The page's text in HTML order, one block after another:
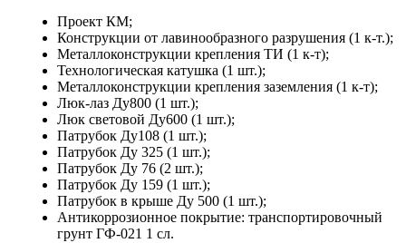
Проект КМ;
Конструкции от лавинообразного разрушения (1 к-т.);
Металлоконструкции крепления ТИ (1 к-т);
Технологическая катушка (1 шт.);
Металлоконструкции крепления заземления (1 к-т);
Люк-лаз Ду800 (1 шт.);
Люк световой Ду600 (1 шт.);
Патрубок Ду108 (1 шт.);
Патрубок Ду 325 (1 шт.);
Патрубок Ду 76 (2 шт.);
Патрубок Ду 159 (1 шт.);
Патрубок в крыше Ду 500 (1 шт.);
Антикоррозионное покрытие: транспортировочный
грунт ГФ-021 1 сл.